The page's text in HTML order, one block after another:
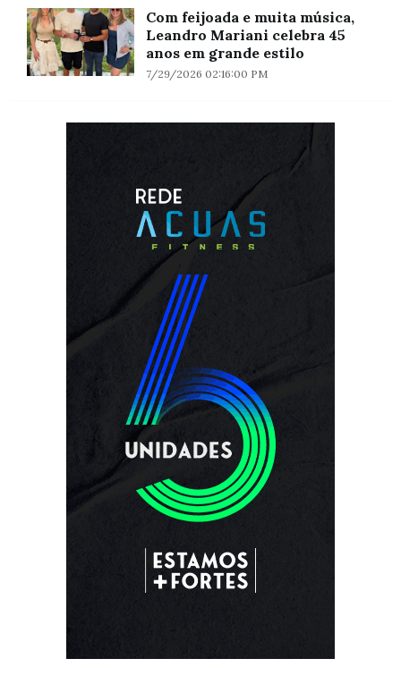
Com feijoada e muita música,
Leandro Mariani celebra 45
anos em grande estilo
7/29/2026 02:16:00 PM